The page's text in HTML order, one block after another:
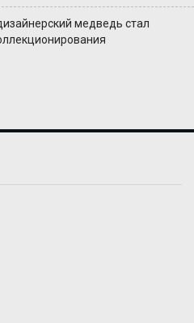
медведь стал